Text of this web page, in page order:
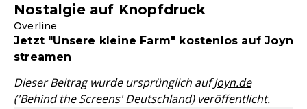
Nostalgie auf Knopfdruck
Overline
Jetzt "Unsere kleine Farm" kostenlos auf Joyn
streamen
Dieser Beitrag wurde ursprünglich aufJoyn.de
('Behind the Screens' Deutschland)veröffentlicht.